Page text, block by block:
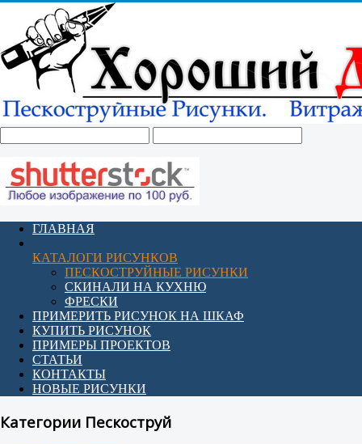
ГЛАВНАЯ
КАТАЛОГИ РИСУНКОВ
ПЕСКОСТРУЙНЫЕ РИСУНКИ
СКИНАЛИ НА КУХНЮ
ФРЕСКИ
ПРИМЕРИТЬ РИСУНОК НА ШКАФ
КУПИТЬ РИСУНОК
ПРИМЕРЫ ПРОЕКТОВ
СТАТЬИ
КОНТАКТЫ
НОВЫЕ РИСУНКИ
Категории Пескоструй